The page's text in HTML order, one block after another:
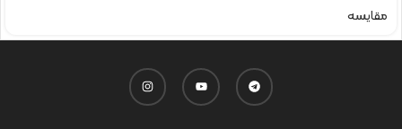
مقایسه